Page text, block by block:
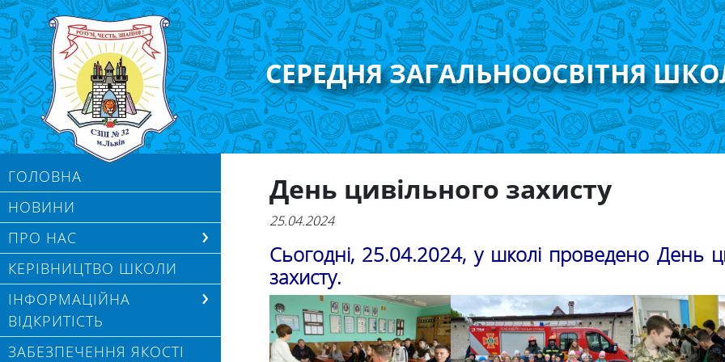
СЕРЕДНЯ ЗАГАЛЬНООСВІТНЯ
ГОЛОВНА
НОВИНИ
ПРО НАС
КЕРІВНИЦТВО ШКОЛИ
ІНФОРМАЦІЙНА
ВІДКРИТІСТЬ
ЗАБЕЗПЕЧЕННЯ ЯКОСТІ
День цивільного захисту
25.04.2024
Сьогодні, 25.04.2024, у школі проведено День
захисту.